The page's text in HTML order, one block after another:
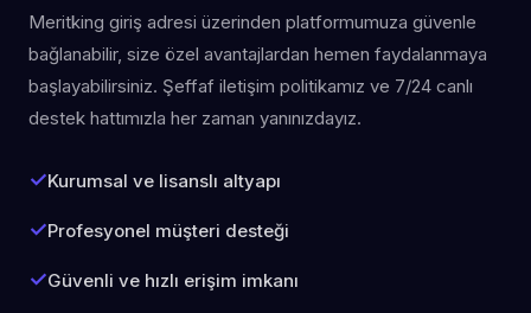
Meritking giriş adresi üzerinden platformumuza güvenle
bağlanabilir, size özel avantajlardan hemen faydalanmaya
başlayabilirsiniz. Şeffaf iletişim politikamız ve 7/24 canlı
destek hattımızla her zaman yanınızdayız.
Kurumsal ve lisanslı altyapı
Profesyonel müşteri desteği
Güvenli ve hızlı erişim imkanı